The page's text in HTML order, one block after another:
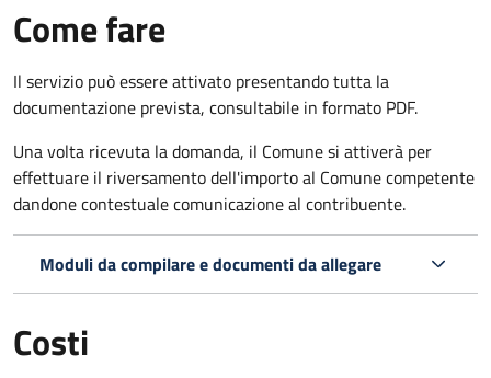
Come fare
Il servizio può essere attivato presentando tutta la
documentazione prevista, consultabile in formato PDF.
Una volta ricevuta la domanda, il Comune si attiverà per
effettuare il riversamento dell'importo al Comune competente
dandone contestuale comunicazione al contribuente.
Moduli da compilare e documenti da allegare
Costi